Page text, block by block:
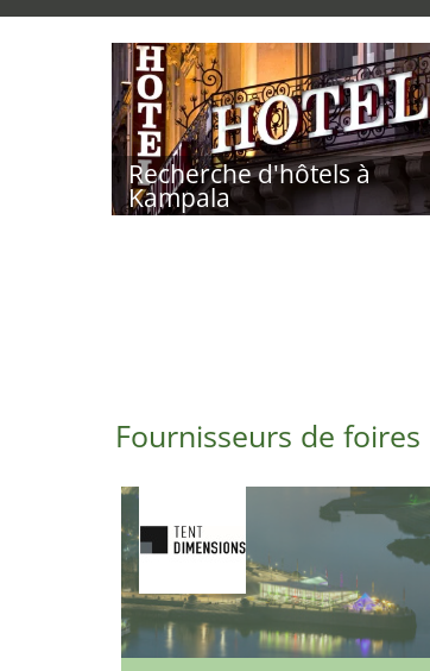
Recherche d'hôtels à
Kampala
Fournisseurs de foires